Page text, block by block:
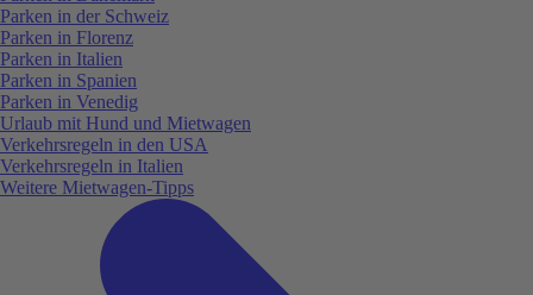
Parken in der Schweiz
Parken in Florenz
Parken in Italien
Parken in Spanien
Parken in Venedig
Urlaub mit Hund und Mietwagen
Verkehrsregeln in den USA
Verkehrsregeln in Italien
Weitere Mietwagen-Tipps